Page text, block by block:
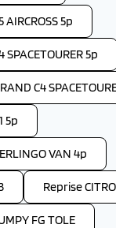
AIRCROSS 5p
SPACETOURER 5p
C4
5p
VAN 4p
Reprise
FG TOLE